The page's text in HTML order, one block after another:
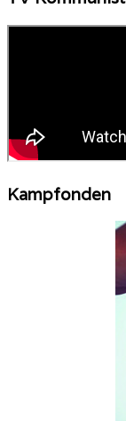
Kampfonden